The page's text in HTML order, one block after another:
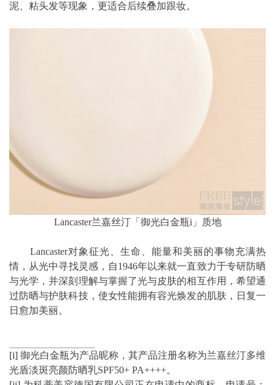
泥、粘头发等现象，更适合后续叠加跟妆。
Lancaster兰嘉丝汀「御光白金瓶i」质地
Lancaster对象征光、生命、能量和美丽的事物充满热
情，从光中寻找灵感，自1946年以来就一直致力于专研防晒
与光学，并深刻理解与掌握了光与皮肤的相互作用，希望通
过防晒与护肤科技，使女性能拥有容光焕发的肌肤，日复一
日愈加美丽。
[i] 御光白金瓶为产品昵称，其产品注册名称为兰嘉丝汀多维
光盾淡斑亮颜防晒乳SPF50+ PA++++。